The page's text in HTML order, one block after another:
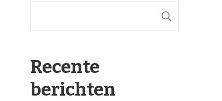
Recente
berichten